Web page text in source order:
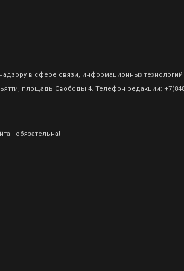
в сфере связи, информационных
площадь Свободы 4. Телефон редакции:
- обязательна!